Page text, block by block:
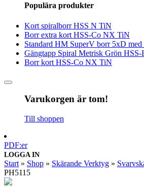
Populära produkter
Kort spiralborr HSS N TiN
Borr extra kort HSS-Co NX TiN
Standard HM SuperV borr 5xD
Gängtapp Spiral Metrisk Grön HSS-
Borr kort HSS-Co NX TiN
Varukorgen är tom!
Till shoppen
PDF:er
LOGGA IN
Start » Shop » Skärande Verktyg »
PH5115